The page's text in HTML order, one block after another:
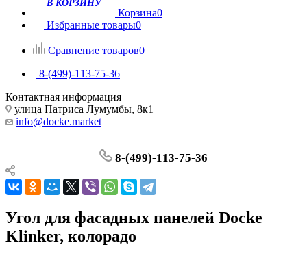
Корзина0
Избранные товары0
Сравнение товаров0
8-(499)-113-75-36
Контактная информация
улица Патриса Лумумбы, 8к1
info@docke.market
8-(499)-113-75-36
Угол для фасадных панелей Docke
Klinker, колорадо